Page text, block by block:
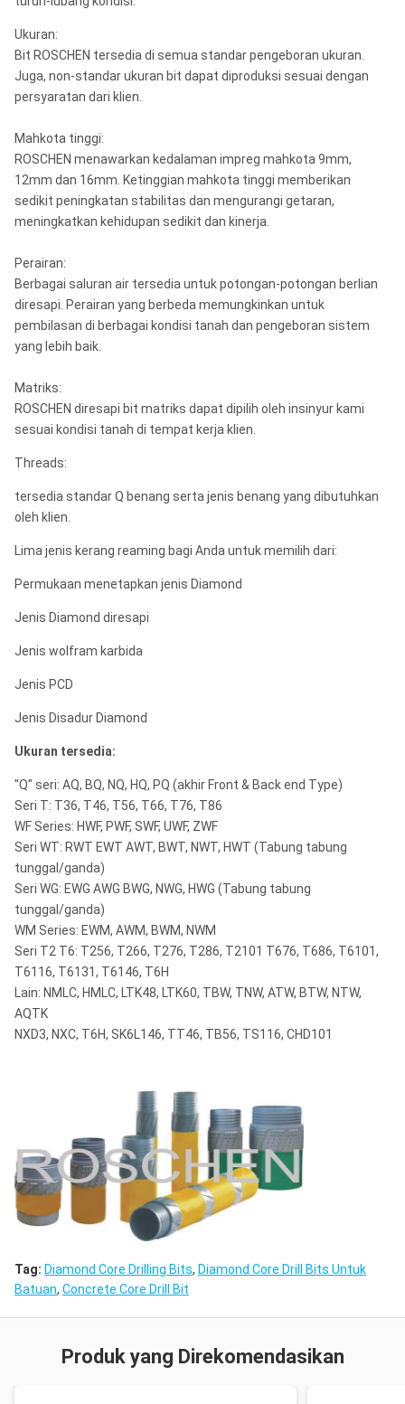
Ukuran:
Bit ROSCHEN tersedia di semua standar pengeboran ukuran.
Juga, non-standar ukuran bit dapat diproduksi sesuai dengan
persyaratan dari klien.
Mahkota tinggi:
ROSCHEN menawarkan kedalaman impreg mahkota 9mm,
12mm dan 16mm. Ketinggian mahkota tinggi memberikan
sedikit peningkatan stabilitas dan mengurangi getaran,
meningkatkan kehidupan sedikit dan kinerja.
Perairan:
Berbagai saluran air tersedia untuk potongan-potongan berlian
diresapi. Perairan yang berbeda memungkinkan untuk
pembilasan di berbagai kondisi tanah dan pengeboran sistem
yang lebih baik.
Matriks:
ROSCHEN diresapi bit matriks dapat dipilih oleh insinyur kami
sesuai kondisi tanah di tempat kerja klien.
Threads:
tersedia standar Q benang serta jenis benang yang dibutuhkan
oleh klien.
Lima jenis kerang reaming bagi Anda untuk memilih dari:
Permukaan menetapkan jenis Diamond
Jenis Diamond diresapi
Jenis wolfram karbida
Jenis PCD
Jenis Disadur Diamond
Ukuran tersedia:
"Q" seri: AQ, BQ, NQ, HQ, PQ (akhir Front & Back end Type)
Seri T: T36, T46, T56, T66, T76, T86
WF Series: HWF, PWF, SWF, UWF, ZWF
Seri WT: RWT EWT AWT, BWT, NWT, HWT (Tabung tabung
tunggal/ganda)
Seri WG: EWG AWG BWG, NWG, HWG (Tabung tabung
tunggal/ganda)
WM Series: EWM, AWM, BWM, NWM
Seri T2 T6: T256, T266, T276, T286, T2101 T676, T686, T6101,
T6116, T6131, T6146, T6H
Lain: NMLC, HMLC, LTK48, LTK60, TBW, TNW, ATW, BTW, NTW,
AQTK
NXD3, NXC, T6H, SK6L146, TT46, TB56, TS116, CHD101
Tag: Diamond Core Drilling Bits, Diamond Core Drill Bits Untuk
Batuan, Concrete Core Drill Bit
Produk yang Direkomendasikan